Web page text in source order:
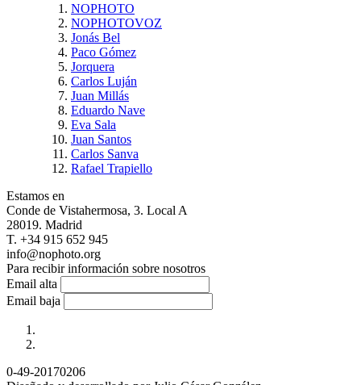
NOPHOTO
NOPHOTOVOZ
Jonás Bel
Paco Gómez
Jorquera
Carlos Luján
Juan Millás
Eduardo Nave
Eva Sala
Juan Santos
Carlos Sanva
Rafael Trapiello
Estamos en
Conde de Vistahermosa, 3. Local A
28019. Madrid
T. +34 915 652 945
info@nophoto.org
Para recibir información sobre nosotros
Email alta
Email baja
0-49-20170206